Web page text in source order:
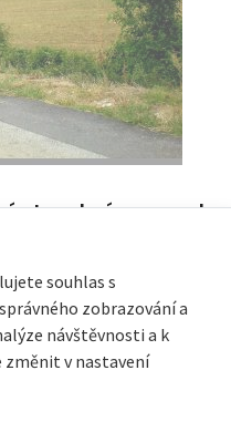
stavební pozemek
od moře
15 000 m
část obce
Kanfanar
souhlas s
zobrazování a
návštěvnosti a k
změnit v nastavení